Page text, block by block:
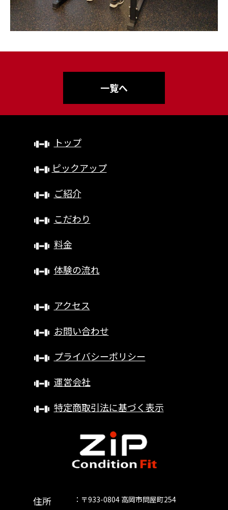
一覧へ
トップ
ピックアップ
ご紹介
こだわり
料金
体験の流れ
アクセス
お問い合わせ
プライバシーポリシー
運営会社
特定商取引法に基づく表示
住所 〒933-0804 高岡市問屋町254